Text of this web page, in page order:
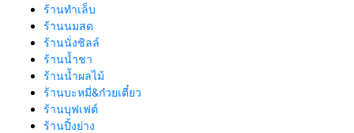
ร้านทำเล็บ
ร้านนมสด
ร้านนั่งชิลล์
ร้านน้ำชา
ร้านน้ำผลไม้
ร้านบะหมี่&ก๋วยเตี๋ยว
ร้านบุฟเฟต์
ร้านปิ้งย่าง